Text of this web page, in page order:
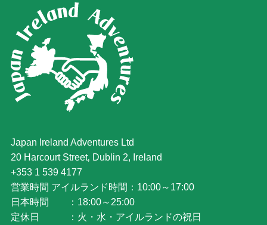
Japan Ireland Adventures Ltd
20 Harcourt Street‚ Dublin 2, Ireland
+353 1 539 4177
営業時間 アイルランド時間：10:00～17:00
日本時間 ：18:00～25:00
定休日 ：火・水・アイルランドの祝日